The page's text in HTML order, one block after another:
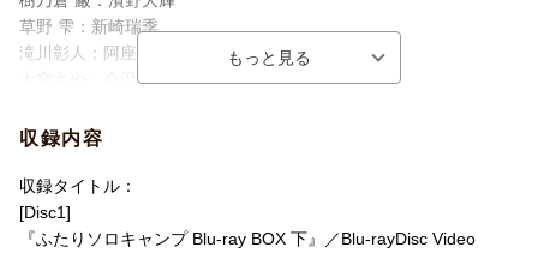
草野 雫：新崎瑞季
滝川彰人：阿座上洋平
大空さや：会沢紗弥
原作：出端祐大（講談社「モーニング」連載）
監督：羽鳥潤
脚本・シリーズ構成：皐月彩
収録内容
収録タイトル：
[Disc1]
『ふたりソロキャンプ Blu-ray BOX 下』／Blu-rayDisc Video